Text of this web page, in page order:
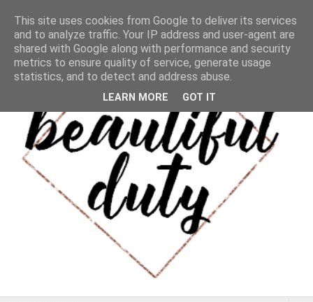
This site uses cookies from Google to deliver its services
and to analyze traffic. Your IP address and user-agent are
shared with Google along with performance and security
metrics to ensure quality of service, generate usage
statistics, and to detect and address abuse.
LEARN MORE GOT IT